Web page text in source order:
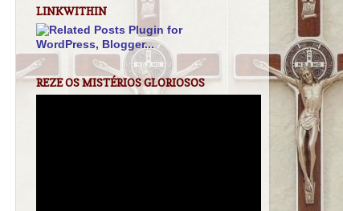
LINKWITHIN
REZE OS MISTÉRIOS GLORIOSOS